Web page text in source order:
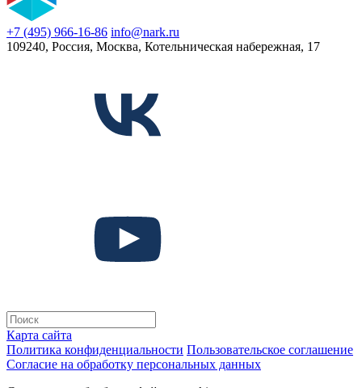
+7 (495) 966-16-86 info@nark.ru
109240, Россия, Москва, Котельническая набережная, 17
Карта сайта
Политика конфиденциальности Пользовательское соглашение
Согласие на обработку персональных данных